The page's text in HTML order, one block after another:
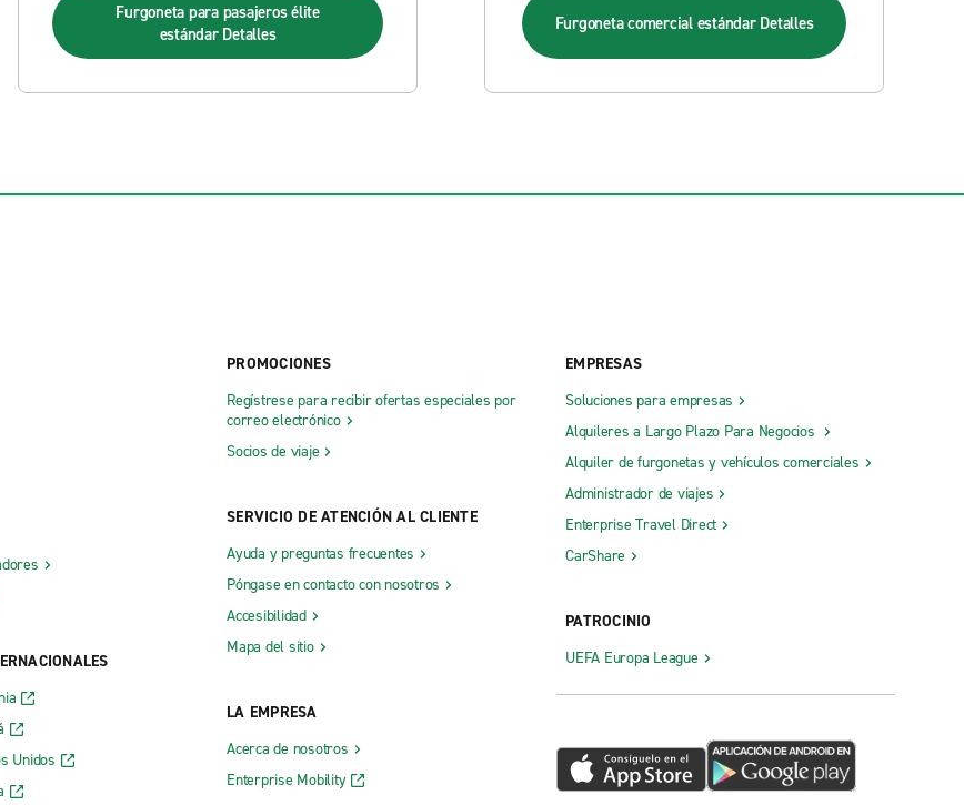
Furgoneta para pasajeros élite
estándar Detalles Furgoneta comercial estándar Detalles
Unidos
PROMOCIONES
Regístrese para recibir ofertas especiales por
correo electrónico
Socios de viaje
SERVICIO DE ATENCIÓN AL CLIENTE
Ayuda y preguntas frecuentes
Póngase en contacto con nosotros
Accesibilidad
Mapa del sitio
LA EMPRESA
Acerca de nosotros
Enterprise Mobility
EMPRESAS
Soluciones para empresas
Alquileres a Largo Plazo Para Negocios
Alquiler de furgonetas y vehículos comerciales
Administrador de viajes
Enterprise Travel Direct
CarShare
PATROCINIO
UEFA Europa League